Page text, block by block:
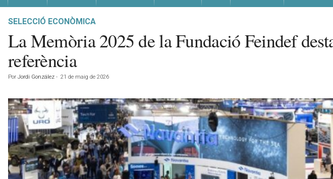
t
SELECCIÓ ECONÒMICA
La Memòria 2025 de la Fundació Feindef
referència
Por Jordi González - 21 de maig de 2026